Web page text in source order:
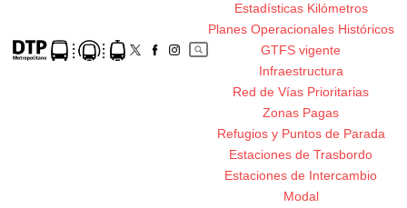
Estadísticas Kilómetros
Planes Operacionales Históricos
GTFS vigente
Infraestructura
Red de Vías Prioritarias
Zonas Pagas
Refugios y Puntos de Parada
Estaciones de Trasbordo
Estaciones de Intercambio
Modal